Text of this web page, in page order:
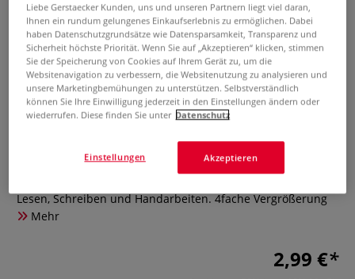
Wonday Lupe
0 Bewertungen
Lesen, Schreiben und Handarbeiten. 4fache Vergrößerung
Mehr
2,99 €
Liebe Gerstaecker Kunden, uns und unseren Partnern liegt viel daran,
Ihnen ein rundum gelungenes Einkaufserlebnis zu ermöglichen. Dabei
haben Datenschutzgrundsätze wie Datensparsamkeit, Transparenz und
Sicherheit höchste Priorität. Wenn Sie auf „Akzeptieren“ klicken, stimmen
Sie der Speicherung von Cookies auf Ihrem Gerät zu, um die
Websitenavigation zu verbessern, die Websitenutzung zu analysieren und
unsere Marketingbemühungen zu unterstützen. Selbstverständlich
können Sie Ihre Einwilligung jederzeit in den Einstellungen ändern oder
wiederrufen. Diese finden Sie unter Datenschutz
Akzeptieren
Einstellungen